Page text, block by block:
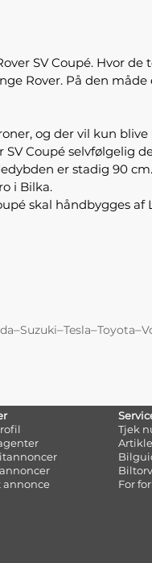
SV Coupé. Hvor
Rover. På den
og der vil kun
Coupé selvfølgelig
er stadig 90
i Bilka.
skal håndbygges af
–Suzuki–Tesla–Toyota–
annonce
Tjek
For